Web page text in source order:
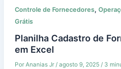
Controle de Fornecedores,
Grátis
Planilha Cadastro de
em Excel
Por Ananias Jr / agosto 9, 2025 / 3